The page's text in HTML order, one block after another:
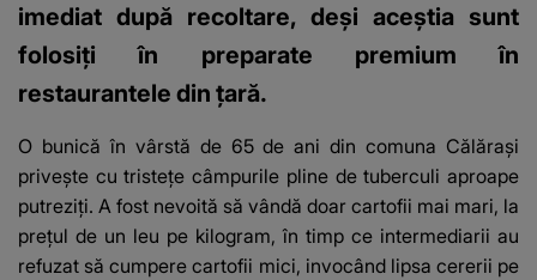
imediat după recoltare, deși aceștia sunt
folosiți în preparate premium în
restaurantele din țară.
O bunică în vârstă de 65 de ani din comuna Călărași
privește cu tristețe câmpurile pline de tuberculi aproape
putreziți. A fost nevoită să vândă doar cartofii mai mari, la
prețul de un leu pe kilogram, în timp ce intermediarii au
refuzat să cumpere cartofii mici, invocând lipsa cererii pe